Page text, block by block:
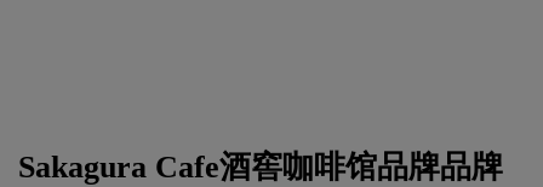
Sakagura Cafe酒窖咖啡馆品牌品牌